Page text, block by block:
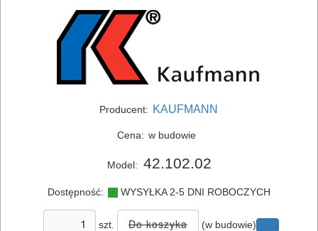
AKCESORIA
ELEKTRONARZĘDZI
MAGAZYNOWANIE
TRANSPORTOWANIE
POMIAROWE
NARZĘDZIA
BUDOWLANE
Producent: KAUFMANN
Cena: w budowie
Model: 42.102.02
Dostępność: WYSYŁKA 2-5 DNI ROBOCZYCH
szt. (w budowie)